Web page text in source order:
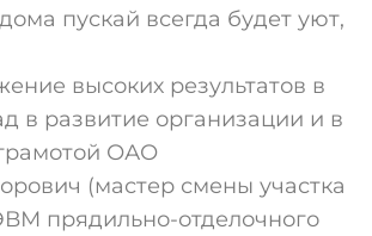
пускай всегда будет уют,
высоких результатов в
в развитие организации и в
ОАО
(мастер смены участка
прядильно-отделочного